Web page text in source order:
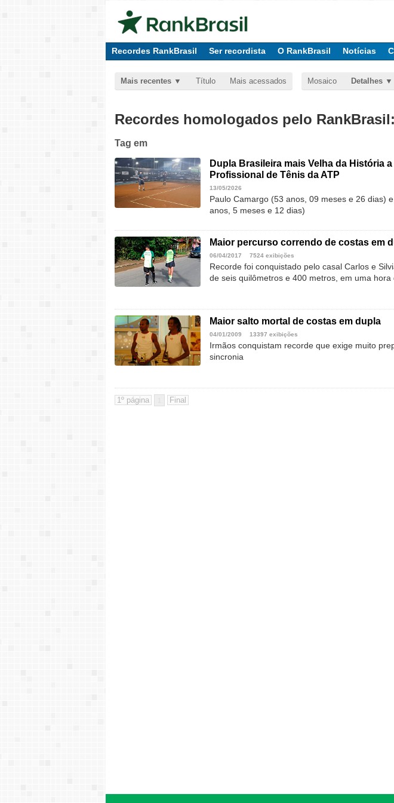
Recordes RankBrasil Ser recordista O RankBrasil Notícias
Mais recentes Título Mais acessados Mosaico Detalhes
Recordes homologados pelo RankBrasil:
Tag em
Dupla Brasileira mais Velha da História
Profissional de Tênis da ATP
13/05/2026
Paulo Camargo (53 anos, 09 meses e 26 dias)
anos, 5 meses e 12 dias)
Maior percurso correndo de costas em
06/04/2017 7524 exibições
Recorde foi conquistado pelo casal Carlos e
de seis quilômetros e 400 metros, em uma hora
Maior salto mortal de costas em dupla
04/01/2009 13397 exibições
Irmãos conquistam recorde que exige muito
sincronia